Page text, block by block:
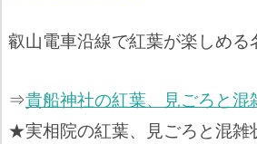
叡山電車沿線で紅葉が楽しめる
⇒貴船神社の紅葉、見ごろと混
★実相院の紅葉、見ごろと混雑